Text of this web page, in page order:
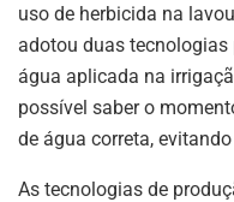
uso de herbicida na
adotou duas
água aplicada na
possível saber o
de água correta,
As tecnologias de